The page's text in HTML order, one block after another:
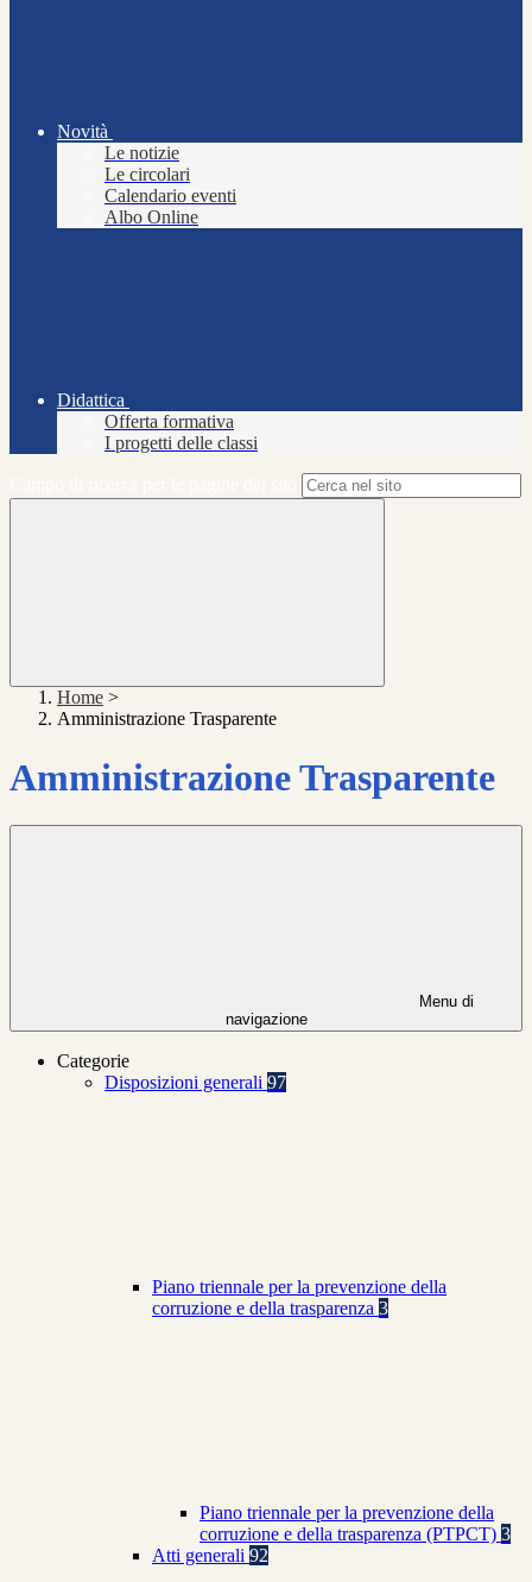
Novità
Le notizie
Le circolari
Calendario eventi
Albo Online
Didattica
Offerta formativa
I progetti delle classi
Home >
Amministrazione Trasparente
Amministrazione Trasparente
Menu di
navigazione
Categorie
Disposizioni generali 97
Piano triennale per la prevenzione della
corruzione e della trasparenza 3
Piano triennale per la prevenzione della
corruzione e della trasparenza (PTPCT) 3
Atti generali 92